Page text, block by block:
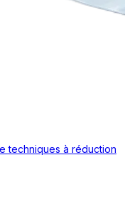
techniques à réduction